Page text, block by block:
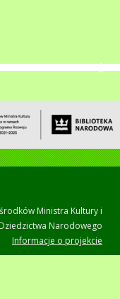
Ministra Kultury i
Dziedzictwa Narodowego
Informacje o projekcie